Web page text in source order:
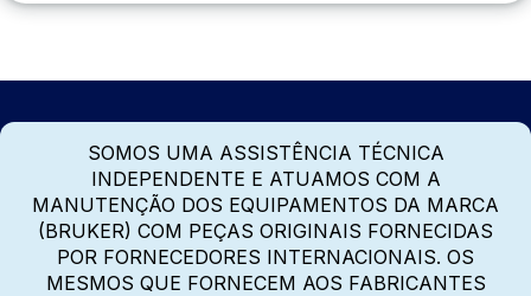
SOMOS UMA ASSISTÊNCIA TÉCNICA
INDEPENDENTE E ATUAMOS COM A
MANUTENÇÃO DOS EQUIPAMENTOS DA MARCA
(BRUKER) COM PEÇAS ORIGINAIS FORNECIDAS
POR FORNECEDORES INTERNACIONAIS. OS
MESMOS QUE FORNECEM AOS FABRICANTES